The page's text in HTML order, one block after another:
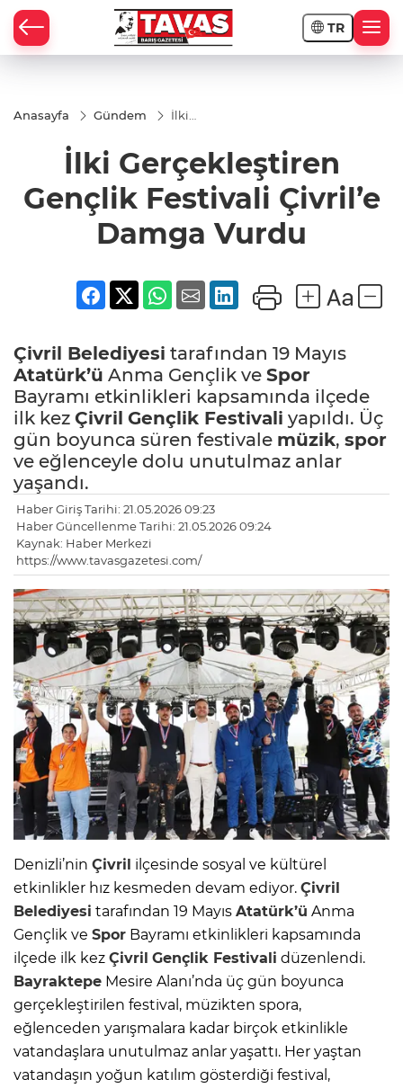
TR
Anasayfa Gündem
İlki
Festivali
Çivril’e
Damga Vurdu
İlki Gerçekleştiren
Gençlik Festivali Çivril’e
Damga Vurdu
Çivril Belediyesi tarafından 19 Mayıs
Atatürk’ü Anma Gençlik ve Spor
Bayramı etkinlikleri kapsamında ilçede
ilk kez Çivril Gençlik Festivali yapıldı. Üç
gün boyunca süren festivale müzik, spor
ve eğlenceyle dolu unutulmaz anlar
yaşandı.
Haber Giriş Tarihi: 21.05.2026 09:23
Haber Güncellenme Tarihi: 21.05.2026 09:24
Kaynak: Haber Merkezi
https://www.tavasgazetesi.com/
Denizli’nin Çivril ilçesinde sosyal ve kültürel
etkinlikler hız kesmeden devam ediyor. Çivril
Belediyesi tarafından 19 Mayıs Atatürk’ü Anma
Gençlik ve Spor Bayramı etkinlikleri kapsamında
ilçede ilk kez Çivril Gençlik Festivali düzenlendi.
Bayraktepe Mesire Alanı’nda üç gün boyunca
gerçekleştirilen festival, müzikten spora,
eğlenceden yarışmalara kadar birçok etkinlikle
vatandaşlara unutulmaz anlar yaşattı. Her yaştan
vatandaşın yoğun katılım gösterdiği festival,